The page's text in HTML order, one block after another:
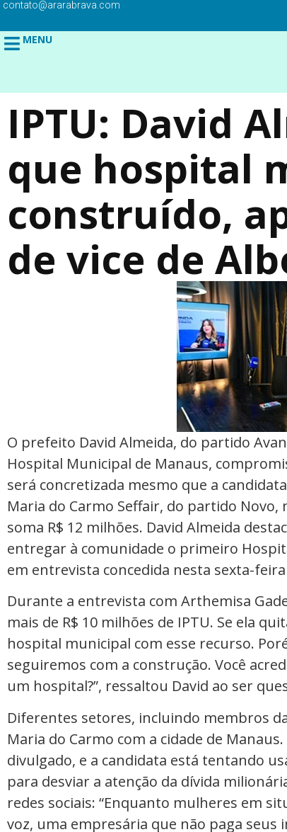
contato@ararabrava.com
MENU
IPTU: David
que hospital
construído,
de vice de
O prefeito David Almeida, do partido
Hospital Municipal de Manaus,
será concretizada mesmo que a
Maria do Carmo Seffair, do partido
soma R$ 12 milhões. David Almeida
entregar à comunidade o primeiro
em entrevista concedida nesta sexta-feira
Durante a entrevista com Arthemisa
mais de R$ 10 milhões de IPTU. Se ela
hospital municipal com esse recurso.
seguiremos com a construção. Você
um hospital?”, ressaltou David ao ser
Diferentes setores, incluindo membros
Maria do Carmo com a cidade de
divulgado, e a candidata está tentando
para desviar a atenção da dívida
redes sociais: “Enquanto mulheres em
voz, uma empresária que não paga